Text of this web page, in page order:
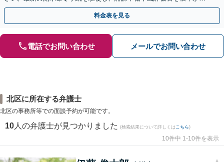
解決します。最終的な終結を見据えて適切に対応します。
料金表を見る
電話でお問い合わせ メールでお問い合わせ
北区に所在する弁護士
北区の事務所等での面談予約が可能です。
10 人の弁護士が見つかりました (検索結果について詳しくは こちら)
10件中 1-10件を表示